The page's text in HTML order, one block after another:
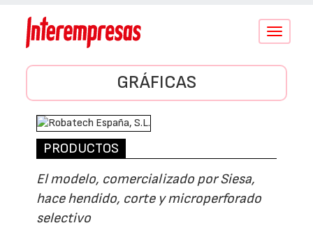
Conmutar
GRÁFICAS
PRODUCTOS
El modelo, comercializado por Siesa,
hace hendido, corte y microperforado
selectivo